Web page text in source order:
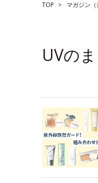
TOP マガジン（
UVの